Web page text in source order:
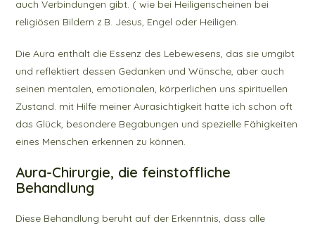
auch Verbindungen gibt. ( wie bei Heiligenscheinen bei
religiösen Bildern z.B. Jesus, Engel oder Heiligen.
Die Aura enthält die Essenz des Lebewesens, das sie umgibt
und reflektiert dessen Gedanken und Wünsche, aber auch
seinen mentalen, emotionalen, körperlichen uns spirituellen
Zustand. mit Hilfe meiner Aurasichtigkeit hatte ich schon oft
das Glück, besondere Begabungen und spezielle Fähigkeiten
eines Menschen erkennen zu können.
Aura-Chirurgie, die feinstoffliche
Behandlung
Diese Behandlung beruht auf der Erkenntnis, dass alle